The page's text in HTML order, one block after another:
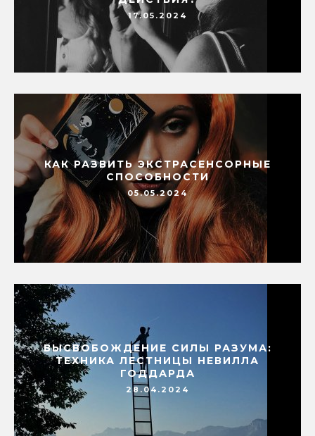
17.05.2024
КАК РАЗВИТЬ ЭКСТРАСЕНСОРНЫЕ
СПОСОБНОСТИ
05.05.2024
ВЫСВОБОЖДЕНИЕ СИЛЫ РАЗУМА:
ТЕХНИКА ЛЕСТНИЦЫ НЕВИЛЛА
ГОДДАРДА
28.04.2024